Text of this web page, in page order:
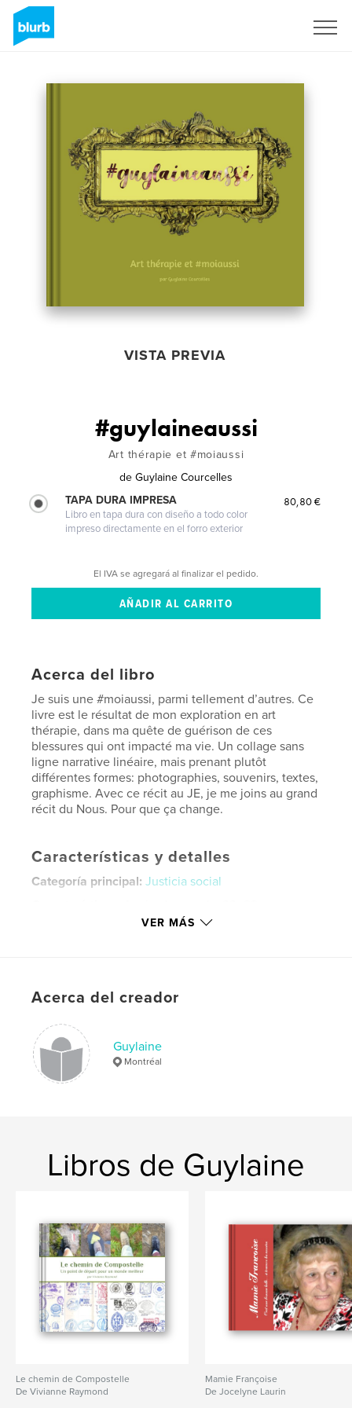
VISTA PREVIA
#guylaineaussi
Art thérapie et #moiaussi
de Guylaine Courcelles
TAPA DURA IMPRESA
Libro en tapa dura con diseño a todo color
impreso directamente en el forro exterior
80,80 €
El IVA se agregará al finalizar el pedido.
Acerca del libro
Je suis une #moiaussi, parmi tellement d’autres. Ce
livre est le résultat de mon exploration en art
thérapie, dans ma quête de guérison de ces
blessures qui ont impacté ma vie. Un collage sans
ligne narrative linéaire, mais prenant plutôt
différentes formes: photographies, souvenirs, textes,
graphisme. Avec ce récit au JE, je me joins au grand
récit du Nous. Pour que ça change.
Características y detalles
Categoría principal: Justicia social
IdiomaFrench
Palabras clave
#moiaussi Art thérapie
VER MÁS
Acerca del creador
Guylaine
Montréal
Libros de Guylaine
Le chemin de Compostelle
De Vivianne Raymond
Mamie Françoise
De Jocelyne Laurin